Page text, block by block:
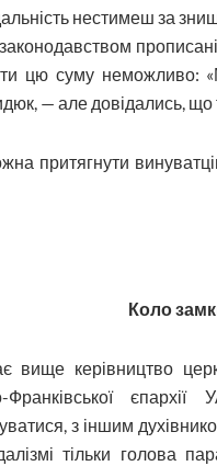
нестимеш за
цю суму неможливо:
— але довідались,
притягнути
Коло
вище керівництво
Франківської
з іншим
тільки голова